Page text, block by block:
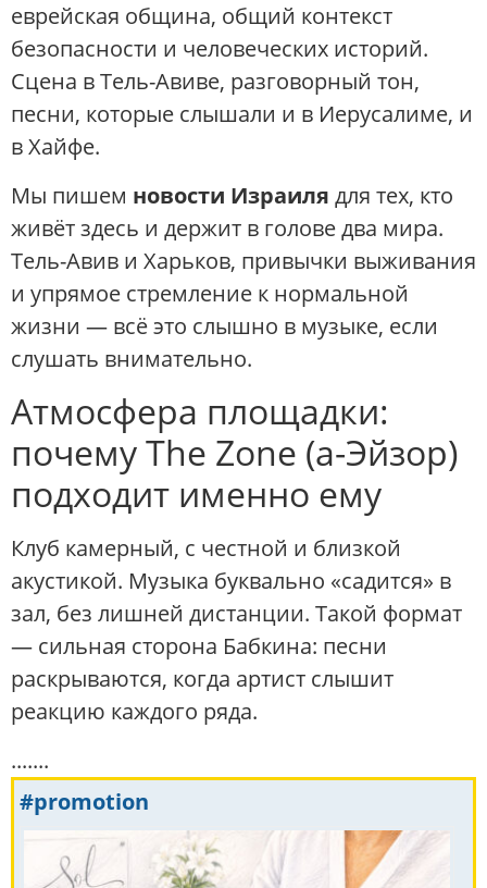
еврейская община, общий контекст
безопасности и человеческих историй.
Сцена в Тель-Авиве, разговорный тон,
песни, которые слышали и в Иерусалиме, и
в Хайфе.
Мы пишем новости Израиля для тех, кто
живёт здесь и держит в голове два мира.
Тель-Авив и Харьков, привычки выживания
и упрямое стремление к нормальной
жизни — всё это слышно в музыке, если
слушать внимательно.
Атмосфера площадки:
почему The Zone (а-Эйзор)
подходит именно ему
Клуб камерный, с честной и близкой
акустикой. Музыка буквально «садится» в
зал, без лишней дистанции. Такой формат
— сильная сторона Бабкина: песни
раскрываются, когда артист слышит
реакцию каждого ряда.
.......
#promotion